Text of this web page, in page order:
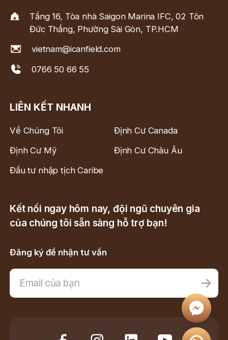
Tầng 16, Tòa nhà Saigon Marina IFC, 02 Tôn
Đức Thắng, Phường Sài Gòn, TP.HCM
vietnam@icanfield.com
0766 50 66 55
LIÊN KẾT NHANH
Về Chúng Tôi
Định Cư Canada
Định Cư Mỹ
Định Cư Châu Âu
Đầu tư nhập tịch Caribe
Kết nối ngay hôm nay, đội ngũ chuyên gia
của chúng tôi sẵn sàng hỗ trợ bạn!
Đăng ký để nhận tư vấn